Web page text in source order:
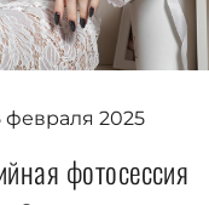
февраля 2025
фотосессия